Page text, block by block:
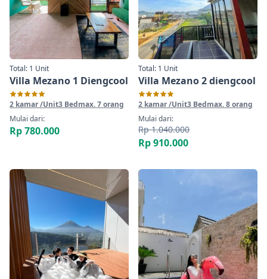
Total: 1 Unit
Villa Mezano 1 Diengcool
2 kamar /Unit3 Bedmax. 7 orang
Mulai dari:
Rp 780.000
Total: 1 Unit
Villa Mezano 2 diengcool
2 kamar /Unit3 Bedmax. 8 orang
Mulai dari:
Rp 1.040.000
Rp 910.000